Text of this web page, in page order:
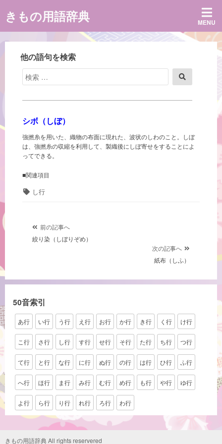
ン
ツ
きもの用語辞典 MENU
他の語句を検索
検
索
象:
索
シボ（しぼ）
強撚糸を用いた、織物の布面に現れた、波状のしわのこと。しぼ
は、強撚糸の収縮を利用して、製織後にしぼ寄せをすることによ
ってできる。
■関連項目
タ し行
ゲ
ー
シ
ョ
ン
前の記事へ
絞り染（しぼりぞめ）
次の記事へ
紙布（しふ）
50音索引
あ行 い行 う行 え行 お行 か行 き行 く行 け行
こ行 さ行 し行 す行 せ行 そ行 た行 ち行 つ行
て行 と行 な行 に行 ぬ行 の行 は行 ひ行 ふ行
へ行 ほ行 ま行 み行 む行 め行 も行 や行 ゆ行
よ行 ら行 り行 れ行 ろ行 わ行
きもの用語辞典 All rights reservered